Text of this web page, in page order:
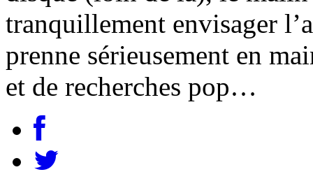
tranquillement envisager
prenne sérieusement en
et de recherches pop…